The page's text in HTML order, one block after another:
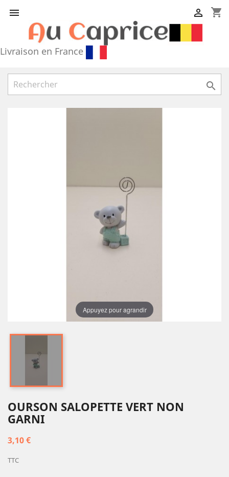
 shopping_cart

Livraison en France

Appuyez pour agrandir
OURSON SALOPETTE VERT NON
GARNI
3,10 €
TTC